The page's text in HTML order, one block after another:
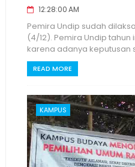
12:28:00 AM
Pemira Undip sudah
(4/12). Pemira Undip
karena adanya keputusan
READ MORE
KAMPUS